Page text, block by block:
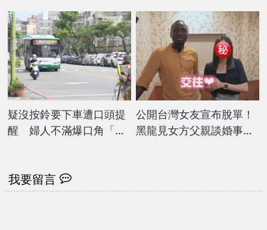
疑沒按鈴要下車遭口頭提
醒 婦人不滿爆口角「罵
公開台灣女友宣布脫單！
黑龍見女方父親談婚事
我要留言